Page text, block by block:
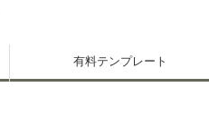
有料テンプレート